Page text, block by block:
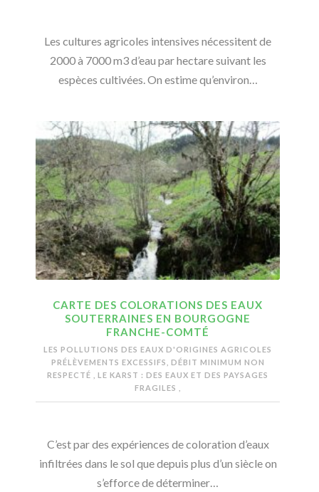
Les cultures agricoles intensives nécessitent de
2000 à 7000 m3 d’eau par hectare suivant les
espèces cultivées. On estime qu’environ…
CARTE DES COLORATIONS DES EAUX
SOUTERRAINES EN BOURGOGNE
FRANCHE-COMTÉ
LES POLLUTIONS DES EAUX D'ORIGINES AGRICOLES
PRÉLÈVEMENTS EXCESSIFS, DÉBIT MINIMUM NON
RESPECTÉ
LE KARST : DES EAUX ET DES PAYSAGES
FRAGILES
C’est par des expériences de coloration d’eaux
infiltrées dans le sol que depuis plus d’un siècle on
s’efforce de déterminer…